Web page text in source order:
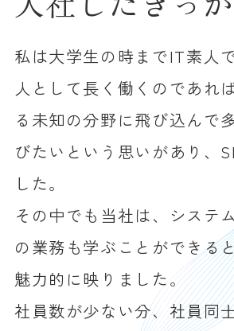
私は大学生の時までIT素人
人として長く働くのであれ
る未知の分野に飛び込んで
びたいという思いがあり、
した。
その中でも当社は、システ
の業務も学ぶことができる
魅力的に映りました。
社員数が少ない分、社員同